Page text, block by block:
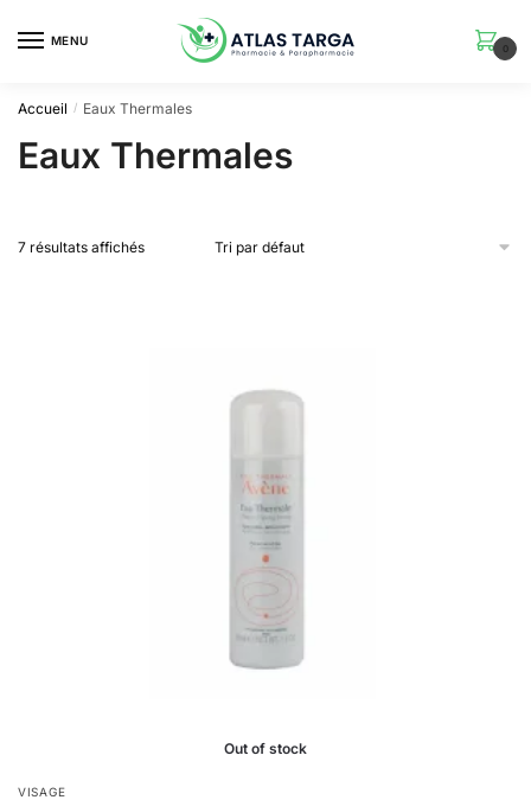
MENU
0
Accueil / Eaux Thermales
Eaux Thermales
7 résultats affichés
Out of stock
VISAGE